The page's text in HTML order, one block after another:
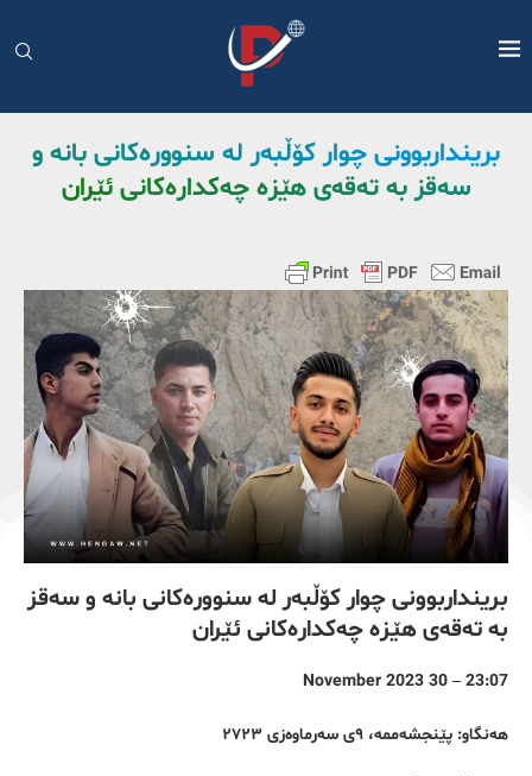
برینداربوونی چوار کۆڵبەر لە سنوورەکانی بانە و
سەقز بە تەقەی هێزە چەکدارەکانی ئێران
برینداربوونی چوار کۆڵبەر لە سنوورەکانی بانە و سەقز
بە تەقەی هێزە چەکدارەکانی ئێران
23:07 – 30 November 2023
هەنگاو: پێنجشەممە، ٩ی سەرماوەزی ٢٧٢٣